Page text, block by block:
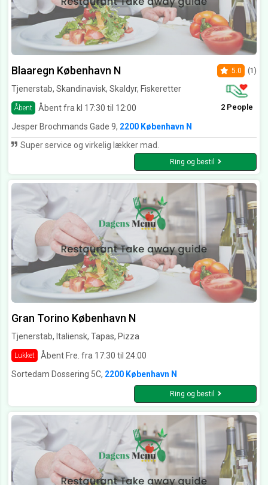
Blaaregn København N
Tjenerstab, Skandinavisk, Skaldyr, Fiskeretter
Åbent Åbent fra kl 17:30 til 12:00
5.0 (1)
2 People
Jesper Brochmands Gade 9, 2200 København N
Super service og virkelig lækker mad.
Ring og bestil
Gran Torino København N
Tjenerstab, Italiensk, Tapas, Pizza
Lukket
Åbent Fre. fra 17:30 til 24:00
Sortedam Dossering 5C, 2200 København N
Ring og bestil